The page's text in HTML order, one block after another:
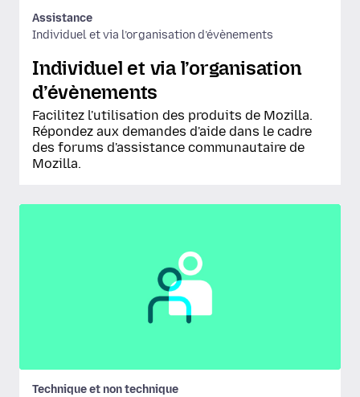
Assistance
Individuel et via l’organisation d’évènements
Individuel et via l’organisation
d’évènements
Facilitez l'utilisation des produits de Mozilla.
Répondez aux demandes d'aide dans le cadre
des forums d'assistance communautaire de
Mozilla.
Technique et non technique